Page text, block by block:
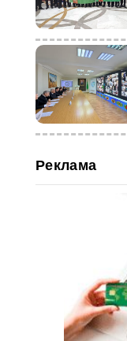
Реклама